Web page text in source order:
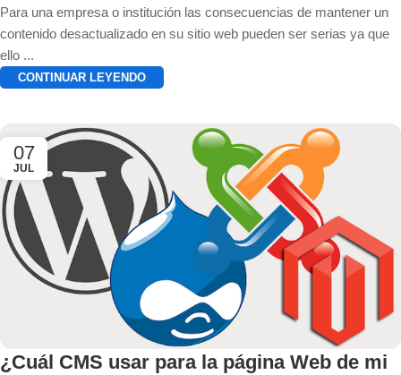
Para una empresa o institución las consecuencias de mantener un
contenido desactualizado en su sitio web pueden ser serias ya que
ello ...
CONTINUAR LEYENDO
07
JUL
¿Cuál CMS usar para la página Web de mi